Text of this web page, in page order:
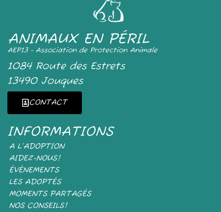
ANIMAUX EN PÉRIL
AEP13 - Association de Protection Animale
1084 Route des Estrets
13490 Jouques
CONTACT
INFORMATIONS
A L’ADOPTION
AIDEZ-NOUS!
ÉVÈNEMENTS
LES ADOPTÉS
MOMENTS PARTAGÉS
NOS CONSEILS!